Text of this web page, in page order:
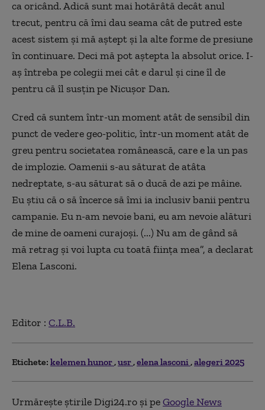
ca oricând. Adică sunt mai hotărâtă decât anul
trecut, pentru că îmi dau seama cât de putred este
acest sistem și mă aștept și la alte forme de presiune
în continuare. Deci mă pot aștepta la absolut orice. I-
aș întreba pe colegii mei cât e darul și cine îl de
pentru că îl susțin pe Nicușor Dan.
Cred că suntem într-un moment atât de sensibil din
punct de vedere geo-politic, într-un moment atât de
greu pentru societatea românească, care e la un pas
de implozie. Oamenii s-au săturat de atâta
nedreptate, s-au săturat să o ducă de azi pe mâine.
Eu știu că o să încerce să îmi ia inclusiv banii pentru
campanie. Eu n-am nevoie bani, eu am nevoie alături
de mine de oameni curajoși. (...) Nu am de gând să
mă retrag și voi lupta cu toată ființa mea”, a declarat
Elena Lasconi.
Editor : C.L.B.
Etichete: kelemen hunor usr elena lasconi alegeri 2025
Urmărește știrile Digi24.ro și peGoogle News